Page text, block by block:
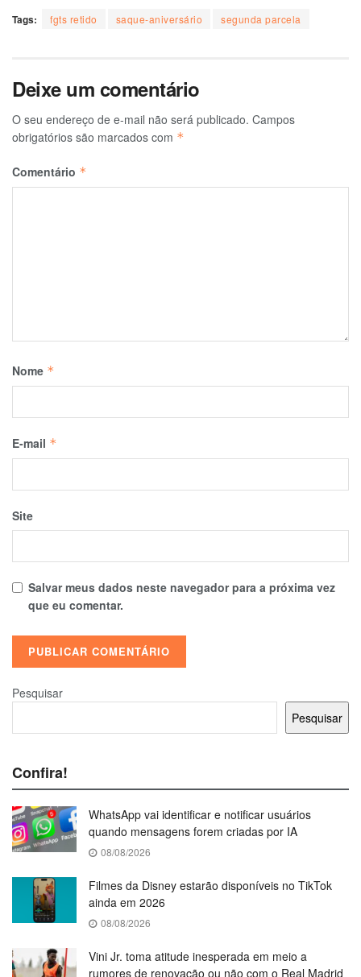
Tags: fgts retido saque-aniversário segunda parcela
Deixe um comentário
O seu endereço de e-mail não será publicado. Campos
obrigatórios são marcados com *
Comentário *
Nome *
E-mail *
Site
Salvar meus dados neste navegador para a próxima vez
que eu comentar.
Pesquisar
Pesquisar
Confira!
WhatsApp vai identificar e notificar usuários
quando mensagens forem criadas por IA
08/08/2026
Filmes da Disney estarão disponíveis no TikTok
ainda em 2026
08/08/2026
Vini Jr. toma atitude inesperada em meio a
rumores de renovação ou não com o Real Madrid